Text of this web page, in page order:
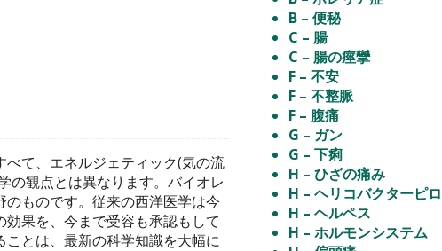
て、エネルジェティック(気の流
の観点とは異なります。バイオレ
ものです。従来の西洋医学は今
果を、今まで受容も承認もして
とは、最新の科学知識を大幅に
B – 便秘
C – 腸
C – 腸の痙攣
F – 不安
F – 不整脈
F – 腹痛
G – ガン
G – 下痢
H – ひざの痛み
H – ヘリコバクターピ
H – ヘルペス
H – ホルモンシステム